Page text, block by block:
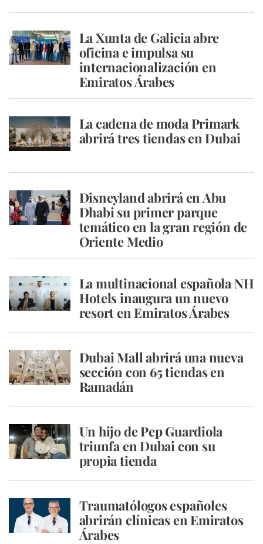
La Xunta de Galicia abre
oficina e impulsa su
internacionalización en
Emiratos Árabes
La cadena de moda Primark
abrirá tres tiendas en Dubai
Disneyland abrirá en Abu
Dhabi su primer parque
temático en la gran región de
Oriente Medio
La multinacional española NH
Hotels inaugura un nuevo
resort en Emiratos Árabes
Dubai Mall abrirá una nueva
sección con 65 tiendas en
Ramadán
Un hijo de Pep Guardiola
triunfa en Dubai con su
propia tienda
Traumatólogos españoles
abrirán clínicas en Emiratos
Árabes